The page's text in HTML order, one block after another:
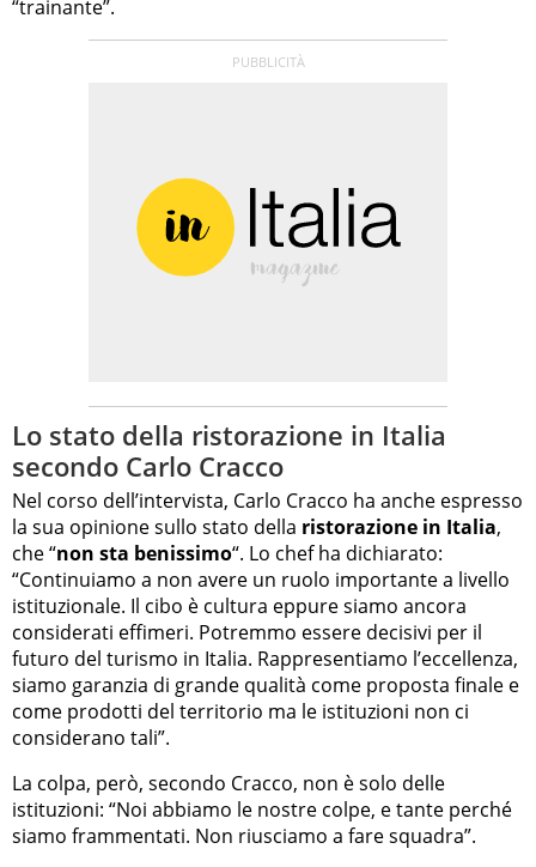
“trainante”.
Lo stato della ristorazione in Italia
secondo Carlo Cracco
Nel corso dell’intervista, Carlo Cracco ha anche espresso
la sua opinione sullo stato della ristorazione in Italia,
che “non sta benissimo“. Lo chef ha dichiarato:
“Continuiamo a non avere un ruolo importante a livello
istituzionale. Il cibo è cultura eppure siamo ancora
considerati effimeri. Potremmo essere decisivi per il
futuro del turismo in Italia. Rappresentiamo l’eccellenza,
siamo garanzia di grande qualità come proposta finale e
come prodotti del territorio ma le istituzioni non ci
considerano tali”.
La colpa, però, secondo Cracco, non è solo delle
istituzioni: “Noi abbiamo le nostre colpe, e tante perché
siamo frammentati. Non riusciamo a fare squadra”.